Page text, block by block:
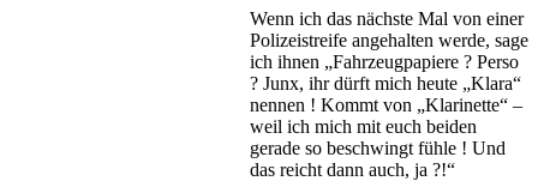
Wenn ich das nächste Mal von einer
Polizeistreife angehalten werde, sage
ich ihnen „Fahrzeugpapiere ? Perso
? Junx, ihr dürft mich heute „Klara“
nennen ! Kommt von „Klarinette“ –
weil ich mich mit euch beiden
gerade so beschwingt fühle ! Und
das reicht dann auch, ja ?!“